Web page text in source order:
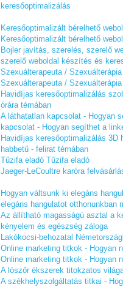
keresőoptimalizálás
Keresőoptimalizált bérelhető
Keresőoptimalizált bérelhető
Bojler javítás, szerelés, szerelő
szerelő weboldal készítés és
Szexuálterapeuta /
Szexuálterapeuta /
Havidíjas keresőoptimalizálás
órára témában
A láthatatlan kapcsolat - Hogyan
kapcsolat - Hogyan segíthet a
Havidíjas keresőoptimalizálás 3D
habbetű - felirat témában
Tűzifa eladó Tűzifa eladó
Jaeger-LeCoultre karóra
Hogyan váltsunk ki elegáns
elegáns hangulatot otthonunkban
Az állítható magasságú asztal a
kényelem és egészség záloga
Lakókocsi-behozatal
Online marketing titkok - Hogyan
Online marketing titkok - Hogyan
A lószőr ékszerek titokzatos
A székhelyszolgáltatás titkai -